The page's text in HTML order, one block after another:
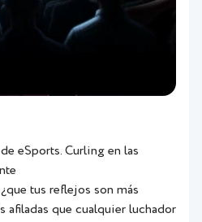
eSports. Curling en las
¿que tus reflejos son más
afiladas que cualquier luchador